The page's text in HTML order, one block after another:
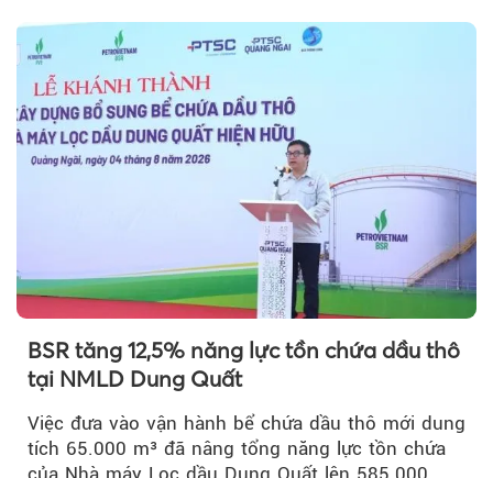
BSR tăng 12,5% năng lực tồn chứa dầu thô
tại NMLD Dung Quất
Việc đưa vào vận hành bể chứa dầu thô mới dung
tích 65.000 m³ đã nâng tổng năng lực tồn chứa
của Nhà máy Lọc dầu Dung Quất lên 585.000